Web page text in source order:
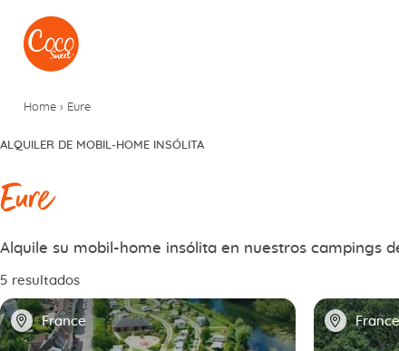
Ir al menú
Ir a los contenidos
Home › Eure
ALQUILER DE MOBIL-HOME INSÓLITA
Eure
Alquile su mobil-home insólita en nuestros campings
5 resultados
📍 France 📍 France